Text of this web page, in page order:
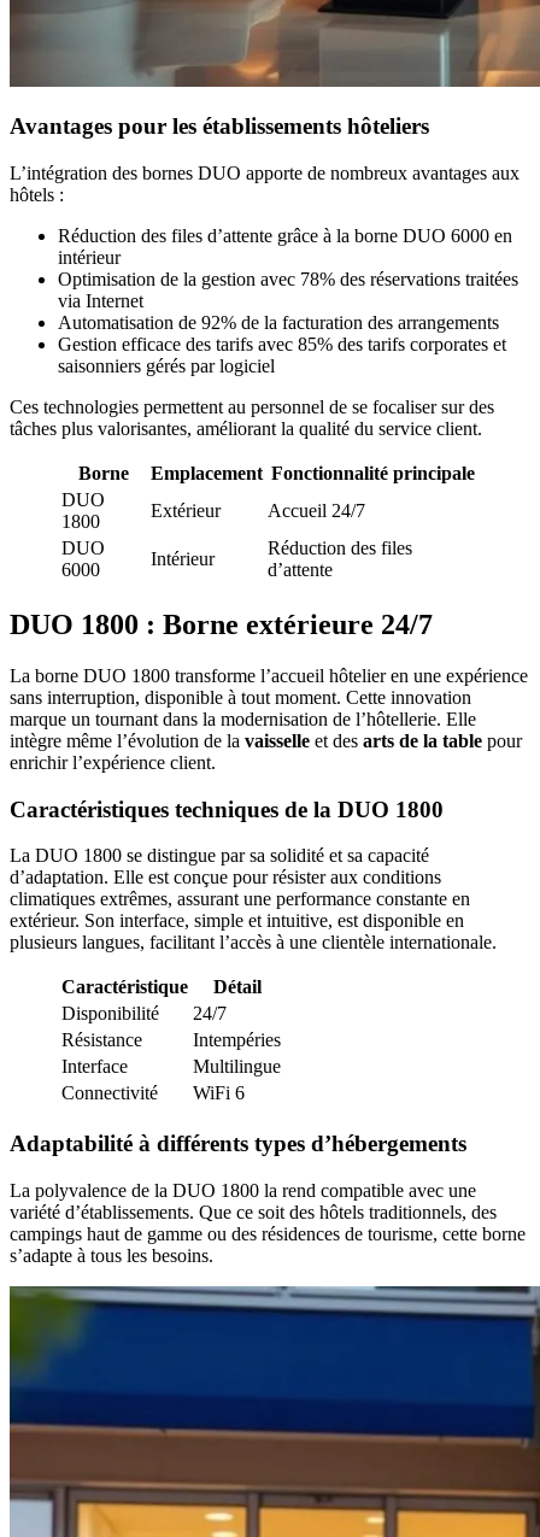
Avantages pour les établissements hôteliers
L’intégration des bornes DUO apporte de nombreux avantages aux
hôtels :
Réduction des files d’attente grâce à la borne DUO 6000 en
intérieur
Optimisation de la gestion avec 78% des réservations traitées
via Internet
Automatisation de 92% de la facturation des arrangements
Gestion efficace des tarifs avec 85% des tarifs corporates et
saisonniers gérés par logiciel
Ces technologies permettent au personnel de se focaliser sur des
tâches plus valorisantes, améliorant la qualité du service client.
Borne Emplacement Fonctionnalité principale
DUO
1800
Extérieur
Accueil 24/7
DUO
6000
Intérieur
Réduction des files
d’attente
DUO 1800 : Borne extérieure 24/7
La borne DUO 1800 transforme l’accueil hôtelier en une expérience
sans interruption, disponible à tout moment. Cette innovation
marque un tournant dans la modernisation de l’hôtellerie. Elle
intègre même l’évolution de la vaisselle et des arts de la table pour
enrichir l’expérience client.
Caractéristiques techniques de la DUO 1800
La DUO 1800 se distingue par sa solidité et sa capacité
d’adaptation. Elle est conçue pour résister aux conditions
climatiques extrêmes, assurant une performance constante en
extérieur. Son interface, simple et intuitive, est disponible en
plusieurs langues, facilitant l’accès à une clientèle internationale.
Caractéristique
Détail
Disponibilité
24/7
Résistance
Intempéries
Interface
Multilingue
Connectivité
WiFi 6
Adaptabilité à différents types d’hébergements
La polyvalence de la DUO 1800 la rend compatible avec une
variété d’établissements. Que ce soit des hôtels traditionnels, des
campings haut de gamme ou des résidences de tourisme, cette borne
s’adapte à tous les besoins.